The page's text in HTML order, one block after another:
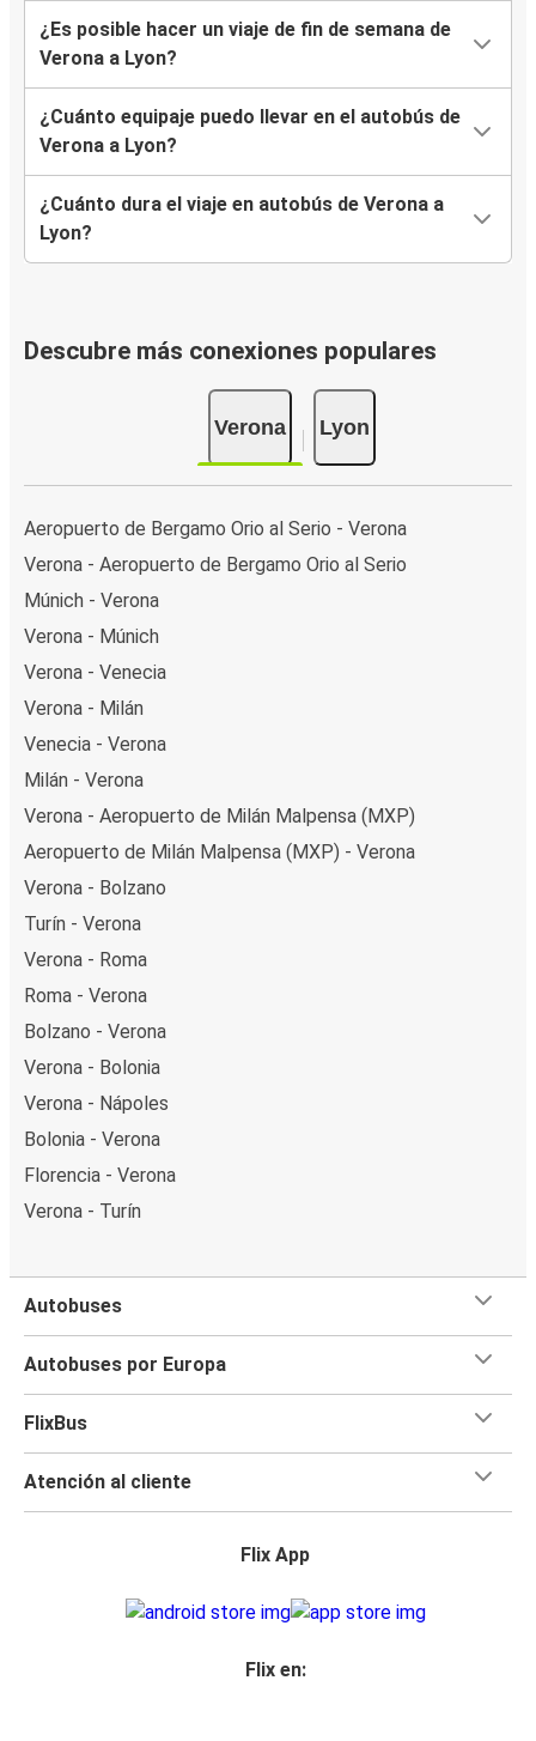
¿Es posible hacer un viaje de fin de semana de
Verona a Lyon?
¿Cuánto equipaje puedo llevar en el autobús de
Verona a Lyon?
¿Cuánto dura el viaje en autobús de Verona a
Lyon?
Descubre más conexiones populares
Verona Lyon
Aeropuerto de Bergamo Orio al Serio - Verona
Verona - Aeropuerto de Bergamo Orio al Serio
Múnich - Verona
Verona - Múnich
Verona - Venecia
Verona - Milán
Venecia - Verona
Milán - Verona
Verona - Aeropuerto de Milán Malpensa (MXP)
Aeropuerto de Milán Malpensa (MXP) - Verona
Verona - Bolzano
Turín - Verona
Verona - Roma
Roma - Verona
Bolzano - Verona
Verona - Bolonia
Verona - Nápoles
Bolonia - Verona
Florencia - Verona
Verona - Turín
Autobuses
Autobuses por Europa
FlixBus
Atención al cliente
Flix App
Flix en: